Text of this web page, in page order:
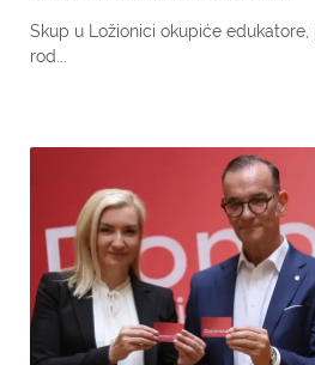
Skup u Ložionici okupiće
rod...